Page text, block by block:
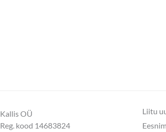
Kallis OÜ
Reg. kood 14683824
Liitu